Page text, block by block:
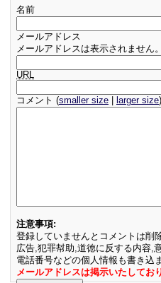
名前
メールアドレス
メールアドレスは表示されません
URL
コメント (smaller size larger size)
注意事項:
登録していませんとコメントは削
広告,犯罪幇助,道徳に反する内容,
電話番号などの個人情報も書き込
メールアドレスは掲示いたしてお